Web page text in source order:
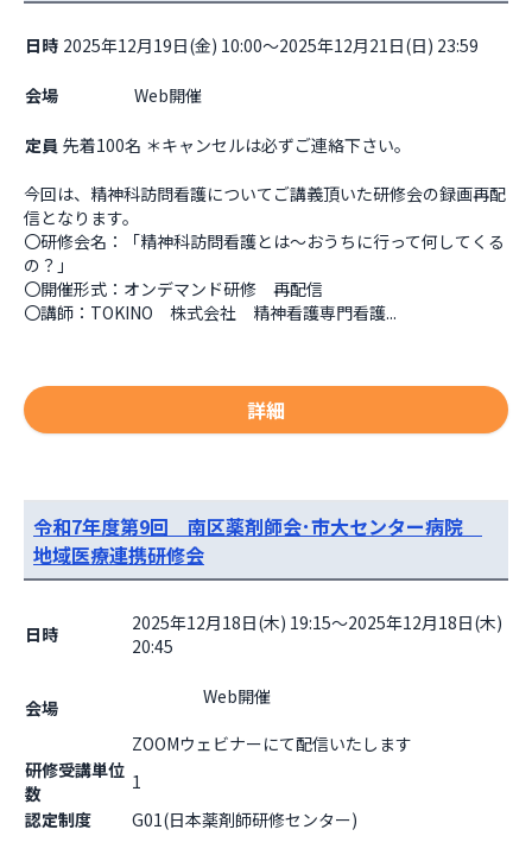
日時 2025年12月19日(金) 10:00～2025年12月21日(日) 23:59
会場
定員 先着100名 ＊キャンセルは必ずご連絡下さい。
今回は、精神科訪問看護についてご講義頂いた研修会の録画再配
信となります。
〇研修会名：「精神科訪問看護とは～おうちに行って何してくる
の？」
〇開催形式：オンデマンド研修　再配信
〇講師：TOKINO　株式会社　精神看護専門看護...
詳細
令和7年度第9回 南区薬剤師会･市大センター病院
地域医療連携研修会
日時
2025年12月18日(木) 19:15～2025年12月18日(木)
20:45
会場
ZOOMウェビナーにて配信いたします
研修受講単位
数
1
認定制度
G01(日本薬剤師研修センター)